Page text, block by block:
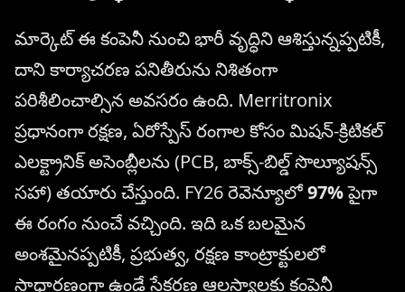
మార్కెట్ ఈ కంపెనీ నుంచి భారీ వృద్ధిని ఆశిస్తున్నప్పటికీ,
దాని కార్యాచరణ పనితీరును నిశితంగా
పరిశీలించాల్సిన అవసరం ఉంది. Merritronix
ప్రధానంగా రక్షణ, ఏరోస్పేస్ రంగాల కోసం మిషన్-క్రిటికల్
ఎలక్ట్రానిక్ అసెంబ్లీలను (PCB, బాక్స్-బిల్డ్ సొల్యూషన్స్
సహా) తయారు చేస్తుంది. FY26 రెవెన్యూలో97%పైగా
ఈ రంగం నుంచే వచ్చింది. ఇది ఒక బలమైన
అంశమైనప్పటికీ, ప్రభుత్వ, రక్షణ కాంట్రాక్టులలో
సాధారణంగా ఉండే సేకరణ ఆలస్యాలకు కంపెనీ